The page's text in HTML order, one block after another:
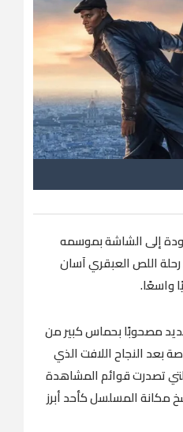
إلى الشاشة بموسمه
اللص العبقري آسان
واسعًا.
مصحوبًا بحماس كبير من
بعد النجاح اللافت الذي
تصدرت قوائم المشاهدة
مكانة المسلسل كأحد أبرز